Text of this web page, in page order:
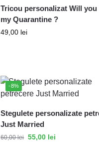
Tricou personalizat Will you
my Quarantine ?
49,00 lei
-8%
Stegulete personalizate
Just Married
60,00lei 55,00 lei